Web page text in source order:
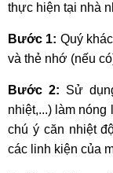
thực hiện tại nhà
Bước 1: Quý
và thẻ nhớ (nếu
Bước 2: Sử
nhiệt,...) làm
chú ý căn nhiệt
các linh kiện của